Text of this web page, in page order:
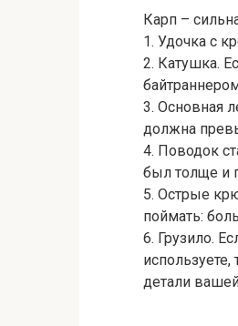
Карп –
1. Удочка с
2. Катушка.
3. Основная
должна
4. Поводок
был толще и
5. Острые
поймать:
6. Грузило.
детали